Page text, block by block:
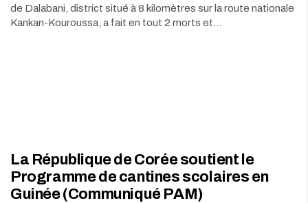
de Dalabani, district situé à 8 kilomètres sur la route nationale
Kankan-Kouroussa, a fait en tout 2 morts et…
La République de Corée soutient le
Programme de cantines scolaires en
Guinée (Communiqué PAM)